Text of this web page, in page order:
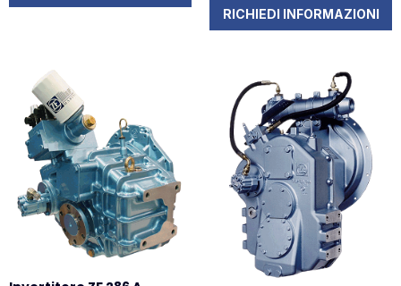
RICHIEDI INFORMAZIONI